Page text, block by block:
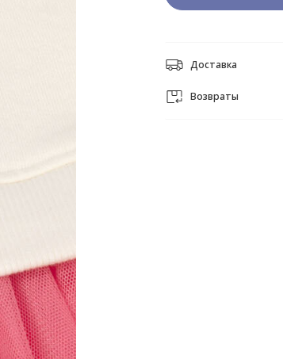
Доставка
Возвраты